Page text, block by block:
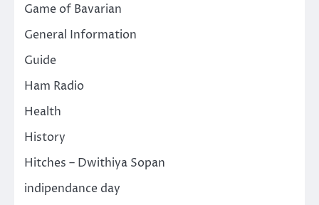
Game of Bavarian
General Information
Guide
Ham Radio
Health
History
Hitches – Dwithiya Sopan
indipendance day